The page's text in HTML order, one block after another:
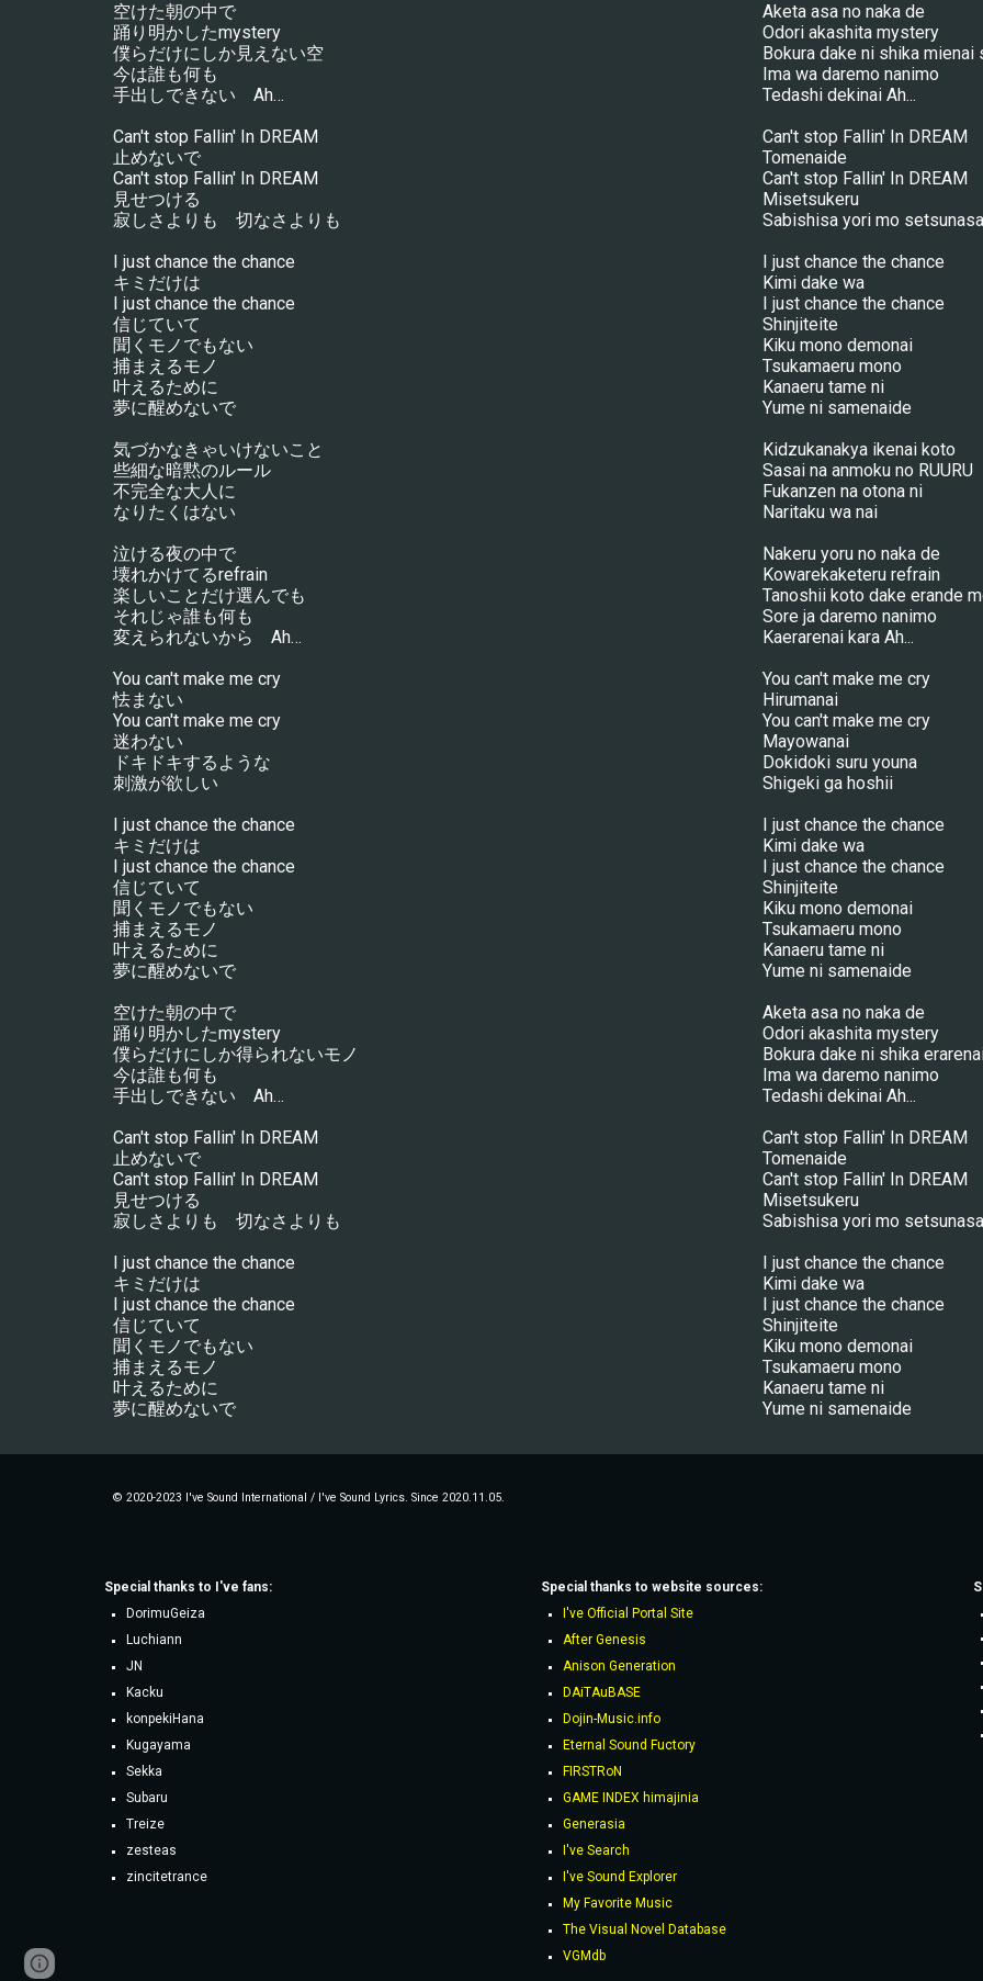
空けた朝の中で
踊り明かしたmystery
僕らだけにしか見えない空
今は誰も何も
手出しできない　Ah…
Can't stop Fallin' In DREAM
止めないで
Can't stop Fallin' In DREAM
見せつける
寂しさよりも　切なさよりも
I just chance the chance
キミだけは
I just chance the chance
信じていて
聞くモノでもない
捕まえるモノ
叶えるために
夢に醒めないで
気づかなきゃいけないこと
些細な暗黙のルール
不完全な大人に
なりたくはない
泣ける夜の中で
壊れかけてるrefrain
楽しいことだけ選んでも
それじゃ誰も何も
変えられないから　Ah…
You can't make me cry
怯まない
You can't make me cry
迷わない
ドキドキするような
刺激が欲しい
I just chance the chance
キミだけは
I just chance the chance
信じていて
聞くモノでもない
捕まえるモノ
叶えるために
夢に醒めないで
空けた朝の中で
踊り明かしたmystery
僕らだけにしか得られないモノ
今は誰も何も
手出しできない　Ah…
Can't stop Fallin' In DREAM
止めないで
Can't stop Fallin' In DREAM
見せつける
寂しさよりも　切なさよりも
I just chance the chance
キミだけは
I just chance the chance
信じていて
聞くモノでもない
捕まえるモノ
叶えるために
夢に醒めないで
Aketa asa no naka de
Odori akashita mystery
Bokura dake ni shika mienai
Ima wa daremo nanimo
Tedashi dekinai Ah...
Can't stop Fallin' In DREAM
Tomenaide
Can't stop Fallin' In DREAM
Misetsukeru
Sabishisa yori mo
I just chance the chance
Kimi dake wa
I just chance the chance
Shinjiteite
Kiku mono demonai
Tsukamaeru mono
Kanaeru tame ni
Yume ni samenaide
Kidzukanakya ikenai koto
Sasai na anmoku no RUURU
Fukanzen na otona ni
Naritaku wa nai
Nakeru yoru no naka de
Kowarekaketeru refrain
Tanoshii koto dake erande
Sore ja daremo nanimo
Kaerarenai kara Ah...
You can't make me cry
Hirumanai
You can't make me cry
Mayowanai
Dokidoki suru youna
Shigeki ga hoshii
I just chance the chance
Kimi dake wa
I just chance the chance
Shinjiteite
Kiku mono demonai
Tsukamaeru mono
Kanaeru tame ni
Yume ni samenaide
Aketa asa no naka de
Odori akashita mystery
Bokura dake ni shika
Ima wa daremo nanimo
Tedashi dekinai Ah...
Can't stop Fallin' In DREAM
Tomenaide
Can't stop Fallin' In DREAM
Misetsukeru
Sabishisa yori mo
I just chance the chance
Kimi dake wa
I just chance the chance
Shinjiteite
Kiku mono demonai
Tsukamaeru mono
Kanaeru tame ni
Yume ni samenaide
© 2020-2023 I've Sound International / I've Sound Lyrics. Since 2020.11.05.
Special thanks to I've fans:
DorimuGeiza
Luchiann
JN
Kacku
konpekiHana
Kugayama
Sekka
Subaru
Treize
zesteas
zincitetrance
Special thanks to website sources:
I've Official Portal Site
After Genesis
Anison Generation
DAiTAuBASE
Dojin-Music.info
Eternal Sound Fuctory
FIRSTRoN
GAME INDEX himajinia
Generasia
I've Search
I've Sound Explorer
My Favorite Music
The Visual Novel Database
VGMdb